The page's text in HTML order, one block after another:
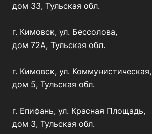
дом 33, Тульская обл.
г. Кимовск, ул. Бессолова,
дом 72А, Тульская обл.
г. Кимовск, ул. Коммунистическая,
дом 5, Тульская обл.
г. Епифань, ул. Красная Площадь,
дом 3, Тульская обл.